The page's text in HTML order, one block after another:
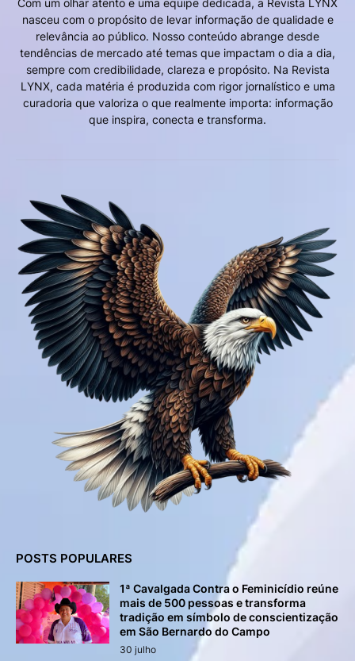
Com um olhar atento e uma equipe dedicada, a Revista LYNX
nasceu com o propósito de levar informação de qualidade e
relevância ao público. Nosso conteúdo abrange desde
tendências de mercado até temas que impactam o dia a dia,
sempre com credibilidade, clareza e propósito. Na Revista
LYNX, cada matéria é produzida com rigor jornalístico e uma
curadoria que valoriza o que realmente importa: informação
que inspira, conecta e transforma.
POSTS POPULARES
1ª Cavalgada Contra o Feminicídio reúne
mais de 500 pessoas e transforma
tradição em símbolo de conscientização
em São Bernardo do Campo
30 julho